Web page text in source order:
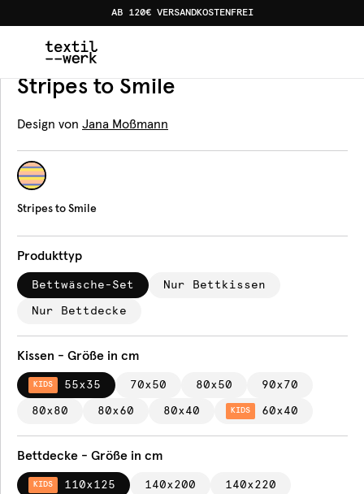
AB 120€ VERSANDKOSTENFREI
Produkte Bettwäsche Stripes to Smile
Bettwäsche
Stripes to Smile
Design von Jana Moßmann
Stripes to Smile
Produkttyp
Bettwäsche-Set Nur Bettkissen
Nur Bettdecke
Kissen - Größe in cm
KIDS 55x35 70x50 80x50 90x70
80x80 80x60 80x40 KIDS 60x40
Bettdecke - Größe in cm
KIDS 110x125 140x200 140x220